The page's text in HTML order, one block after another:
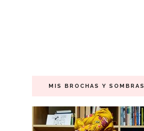
MIS BROCHAS Y SOMBRAS